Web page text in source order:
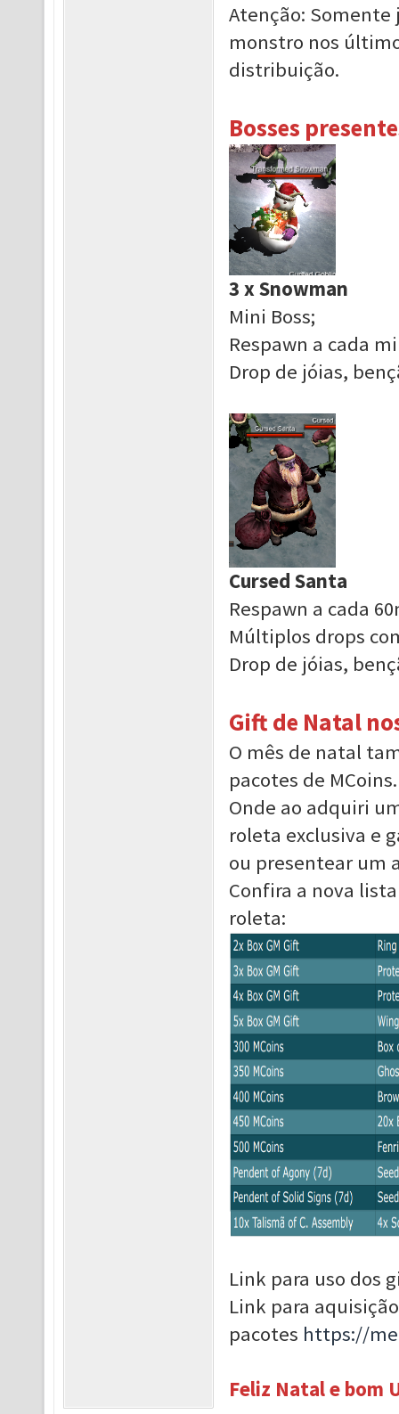
Atenção:
monstro nos
distribuição.
Bosses
3 x Snowman
Mini Boss;
Respawn a cada
Drop de jóias,
Cursed Santa
Respawn a cada
Múltiplos drops
Drop de jóias,
Gift de Natal
O mês de natal
pacotes de MCoins.
Onde ao adquiri
roleta exclusiva e
ou presentear um
Confira a nova
roleta:
Link para uso dos
Link para
pacotes https://
Feliz Natal e bom